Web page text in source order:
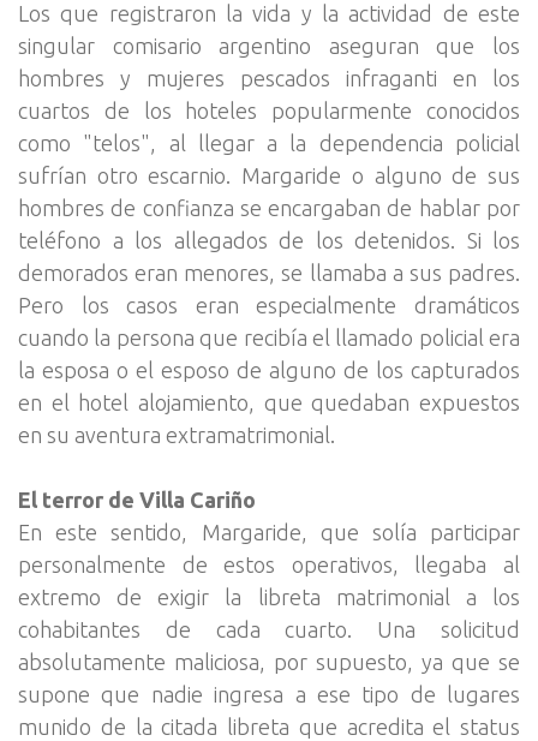
Los que registraron la vida y la actividad de este
singular comisario argentino aseguran que los
hombres y mujeres pescados infraganti en los
cuartos de los hoteles popularmente conocidos
como "telos", al llegar a la dependencia policial
sufrían otro escarnio. Margaride o alguno de sus
hombres de confianza se encargaban de hablar por
teléfono a los allegados de los detenidos. Si los
demorados eran menores, se llamaba a sus padres.
Pero los casos eran especialmente dramáticos
cuando la persona que recibía el llamado policial era
la esposa o el esposo de alguno de los capturados
en el hotel alojamiento, que quedaban expuestos
en su aventura extramatrimonial.
El terror de Villa Cariño
En este sentido, Margaride, que solía participar
personalmente de estos operativos, llegaba al
extremo de exigir la libreta matrimonial a los
cohabitantes de cada cuarto. Una solicitud
absolutamente maliciosa, por supuesto, ya que se
supone que nadie ingresa a ese tipo de lugares
munido de la citada libreta que acredita el status